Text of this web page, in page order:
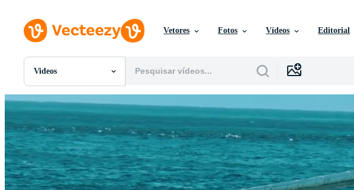
Vetores Fotos Vídeos Editorial
Videos
Todas Imagens
Fotos
PNGs
SVGs
Modelos
Vetores
Videos
Motion graphics